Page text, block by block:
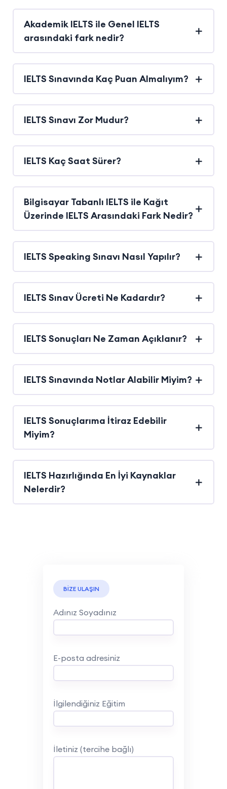
Akademik IELTS ile Genel IELTS
arasındaki fark nedir?
IELTS Sınavında Kaç Puan Almalıyım?
IELTS Sınavı Zor Mudur?
IELTS Kaç Saat Sürer?
Bilgisayar Tabanlı IELTS ile Kağıt
Üzerinde IELTS Arasındaki Fark Nedir?
IELTS Speaking Sınavı Nasıl Yapılır?
IELTS Sınav Ücreti Ne Kadardır?
IELTS Sonuçları Ne Zaman Açıklanır?
IELTS Sınavında Notlar Alabilir Miyim?
IELTS Sonuçlarıma İtiraz Edebilir
Miyim?
IELTS Hazırlığında En İyi Kaynaklar
Nelerdir?
BİZE ULAŞIN
Adınız Soyadınız
E-posta adresiniz
İlgilendiğiniz Eğitim
İletiniz (tercihe bağlı)